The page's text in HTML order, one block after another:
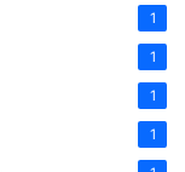
1
1
1
1